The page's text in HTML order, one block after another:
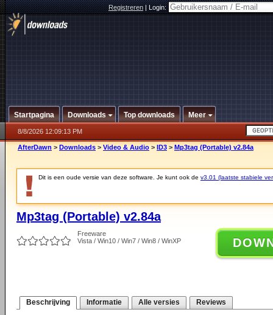
Registreren|Login:
Startpagina Downloads Top downloads Meer
8/8/2026 12:09:13 PM
AfterDawn > Downloads > Video & Audio > ID3 > Mp3tag (Portable) v2.84a
Dit is een oude versie van deze software. Je kunt ook de v3.01 (laatste stabiele
Mp3tag (Portable) v2.84a
Freeware
Vista / Win10 / Win7 / Win8 / WinXP
Beschrijving Informatie Alle versies Reviews